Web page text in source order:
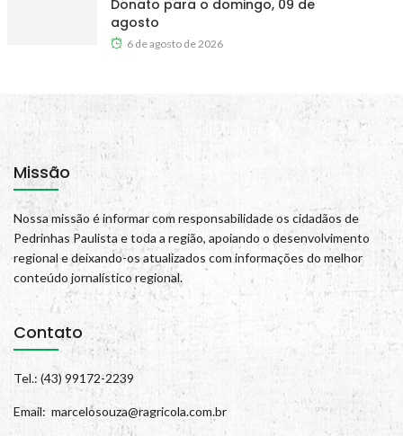
Donato para o domingo, 09 de
agosto
6 de agosto de 2026
Missão
Nossa missão é informar com responsabilidade os cidadãos de
Pedrinhas Paulista e toda a região, apoiando o desenvolvimento
regional e deixando-os atualizados com informações do melhor
conteúdo jornalístico regional.
Contato
Tel.: (43) 99172-2239
Email: marcelosouza@ragricola.com.br